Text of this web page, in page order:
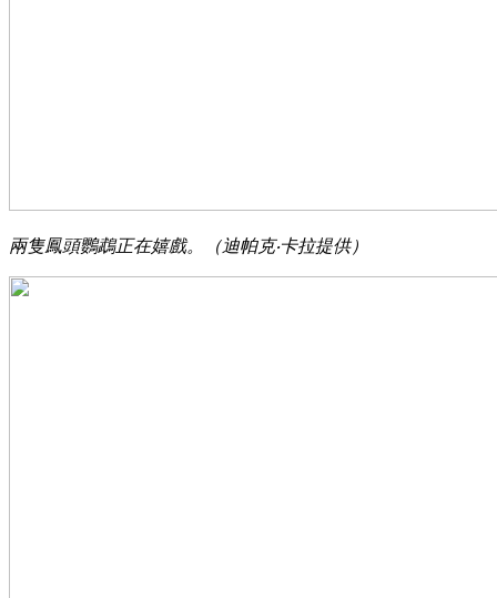
兩隻鳳頭鸚鵡正在嬉戲。（迪帕克‧卡拉提供）